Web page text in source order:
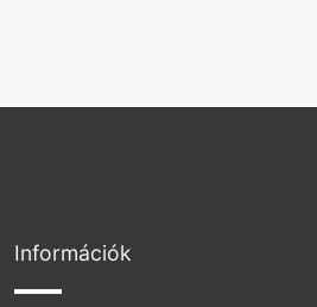
Információk